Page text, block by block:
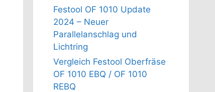
Festool OF 1010 Update
2024 – Neuer
Parallelanschlag und
Lichtring
Vergleich Festool Oberfräse
OF 1010 EBQ / OF 1010
REBQ